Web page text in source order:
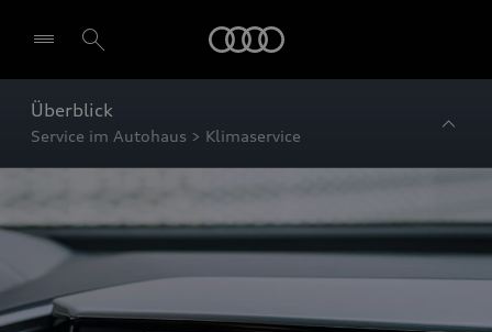
Überblick
Service im Autohaus > Klimaservice